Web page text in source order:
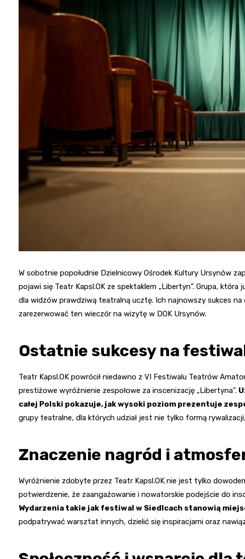
W sobotnie popołudnie Dzielnicowy Ośrodek Kultury Ursynów
pojawi się Teatr Kapsl.OK ze spektaklem „Libertyn”. Grupa,
dla widzów prawdziwą teatralną ucztę. Ich najnowszy sukces
zarezerwować ten wieczór na wizytę w DOK Ursynów.
Ostatnie sukcesy na
Teatr Kapsl.OK powrócił niedawno z VI Festiwalu Teatrów
prestiżowe wyróżnienie zespołowe za inscenizację „Libertyna”.
całej Polski pokazuje, jak wysoki poziom prezentuje
grupy teatralne, dla których udział jest nie tylko formą
Znaczenie nagród i
Wyróżnienie zdobyte przez Teatr Kapsl.OK nie jest tylko
potwierdzenie, że zaangażowanie i nowatorskie podejście do
Wydarzenia takie jak festiwal w Siedlcach stanowią
podpatrywać warsztat innych, dzielić się inspiracjami oraz